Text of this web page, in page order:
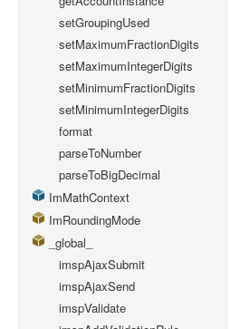
setGroupingUsed
setMaximumFractionDigits
setMaximumIntegerDigits
setMinimumFractionDigits
setMinimumIntegerDigits
format
parseToNumber
parseToBigDecimal
ImMathContext
ImRoundingMode
_global_
imspAjaxSubmit
imspAjaxSend
imspValidate